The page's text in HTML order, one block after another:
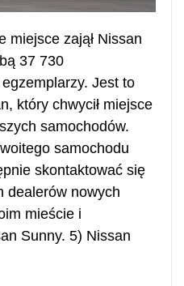
miejsce zajął Nissan
37 730
Jest to
który chwycił miejsce
samochodów.
samochodu
skontaktować się
dealerów nowych
mieście i
Sunny. 5) Nissan